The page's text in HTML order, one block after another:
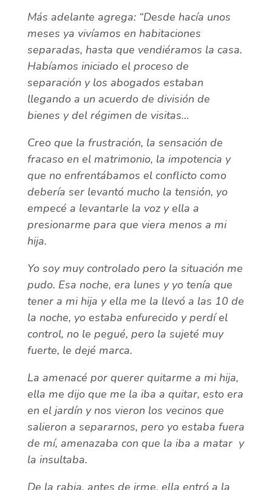
Más adelante agrega: “Desde hacía unos
meses ya vivíamos en habitaciones
separadas, hasta que vendiéramos la casa.
Habíamos iniciado el proceso de
separación y los abogados estaban
llegando a un acuerdo de división de
bienes y del régimen de visitas…
Creo que la frustración, la sensación de
fracaso en el matrimonio, la impotencia y
que no enfrentábamos el conflicto como
debería ser levantó mucho la tensión, yo
empecé a levantarle la voz y ella a
presionarme para que viera menos a mi
hija.
Yo soy muy controlado pero la situación me
pudo. Esa noche, era lunes y yo tenía que
tener a mi hija y ella me la llevó a las 10 de
la noche, yo estaba enfurecido y perdí el
control, no le pegué, pero la sujeté muy
fuerte, le dejé marca.
La amenacé por querer quitarme a mi hija,
ella me dijo que me la iba a quitar, esto era
en el jardín y nos vieron los vecinos que
salieron a separarnos, pero yo estaba fuera
de mí, amenazaba con que la iba a matar y
la insultaba.
De la rabia, antes de irme, ella entró a la